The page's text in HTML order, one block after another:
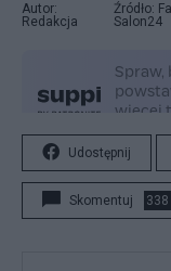
Autor:
Redakcja
Źródło:
Salon24
Udostępnij
Skomentuj 338